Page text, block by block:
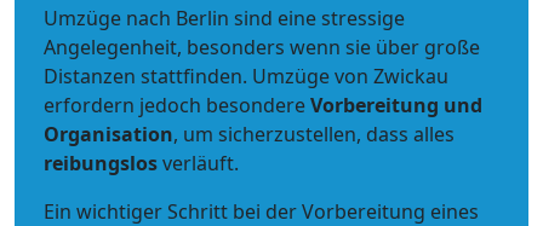
Umzüge nach Berlin sind eine stressige
Angelegenheit, besonders wenn sie über große
Distanzen stattfinden. Umzüge von Zwickau
erfordern jedoch besondereVorbereitung und
Organisation, um sicherzustellen, dass alles
reibungslosverläuft.
Ein wichtiger Schritt bei der Vorbereitung eines